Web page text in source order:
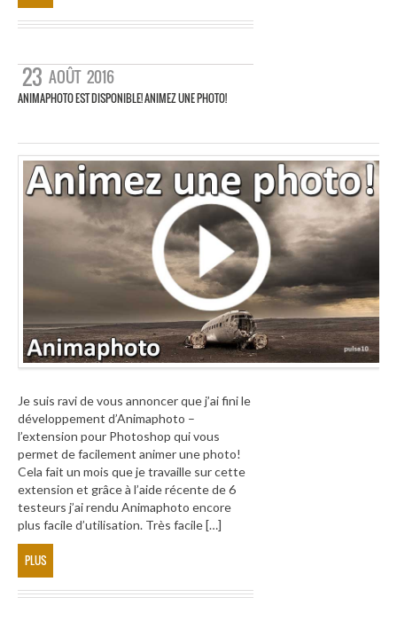
23 AOÛT 2016
ANIMAPHOTO EST DISPONIBLE! ANIMEZ UNE PHOTO!
Je suis ravi de vous annoncer que j’ai fini le
développement d’Animaphoto –
l’extension pour Photoshop qui vous
permet de facilement animer une photo!
Cela fait un mois que je travaille sur cette
extension et grâce à l’aide récente de 6
testeurs j’ai rendu Animaphoto encore
plus facile d’utilisation. Très facile […]
PLUS